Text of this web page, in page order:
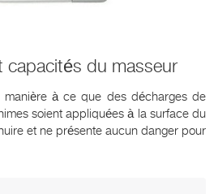
capacités du masseur
à ce que des décharges de
soient appliquées à la surface du
et ne présente aucun danger pour